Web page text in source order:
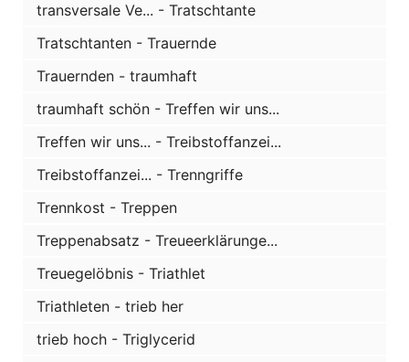
transversale Ve... - Tratschtante
Tratschtanten - Trauernde
Trauernden - traumhaft
traumhaft schön - Treffen wir uns...
Treffen wir uns... - Treibstoffanzei...
Treibstoffanzei... - Trenngriffe
Trennkost - Treppen
Treppenabsatz - Treueerklärunge...
Treuegelöbnis - Triathlet
Triathleten - trieb her
trieb hoch - Triglycerid